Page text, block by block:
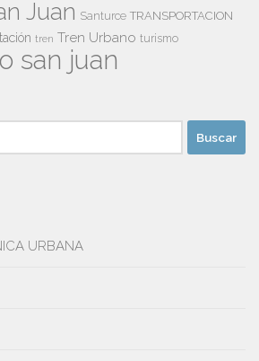
Juan Santurce TRANSPORTACION
tren Tren Urbano turismo
san juan
URBANA